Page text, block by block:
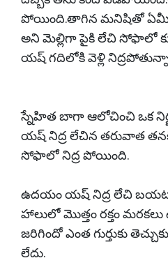
పోయింది.తాగిన మనిషితో ఏమీ
అని మెల్లిగా పైకి లేచి సోఫాలో
యష్ గదిలోకి వెళ్లి
స్నేహిత బాగా ఆలోచించి ఒక
యష్ నిద్ర లేచిన తరువాత
సోఫాలో నిద్ర పోయింది.
ఉదయం యష్ నిద్ర లేచి
హాలులో మొత్తం రక్తం
జరిగిందో ఎంత గుర్తుకు
లేదు.